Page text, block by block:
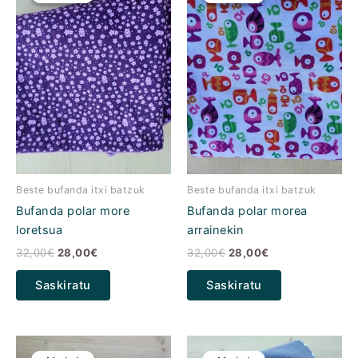
Beste bufanda itxi batzuk
Bufanda polar more
loretsua
32,00€
zen.
28,00€
Saskiratu
Beste bufanda itxi batzuk
Bufanda polar morea
arrainekin
32,00€
zen.
28,00€
Saskiratu
Jatorrizko
prezioa:
prezioa:
Uneko
prezioa: